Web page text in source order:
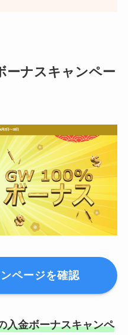
ーナスキャンペー
ページを確認
入金ボーナスキャンペ